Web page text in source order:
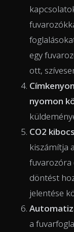
egy
ott,
nyomon
CO2
kiszámítja
fuvarozóra
döntést
jelentése
a